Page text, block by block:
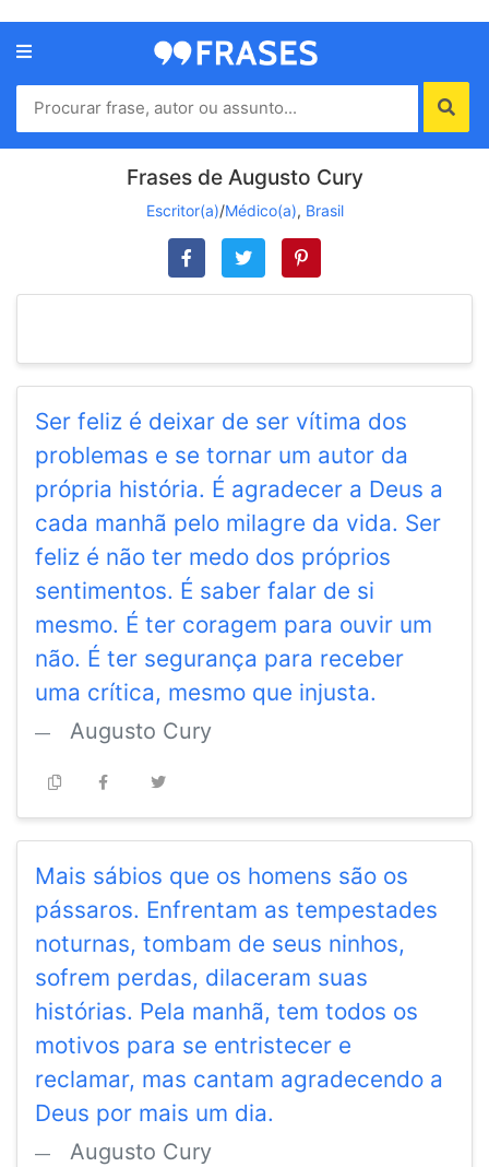
Menu
Home
Autores
Frases de Augusto Cury
Escritor(a)/Médico(a), Brasil
Ser feliz é deixar de ser vítima dos
problemas e se tornar um autor da
própria história. É agradecer a Deus a
cada manhã pelo milagre da vida. Ser
feliz é não ter medo dos próprios
sentimentos. É saber falar de si
mesmo. É ter coragem para ouvir um
não. É ter segurança para receber
uma crítica, mesmo que injusta.
Augusto Cury
Mais sábios que os homens são os
pássaros. Enfrentam as tempestades
noturnas, tombam de seus ninhos,
sofrem perdas, dilaceram suas
histórias. Pela manhã, tem todos os
motivos para se entristecer e
reclamar, mas cantam agradecendo a
Deus por mais um dia.
Augusto Cury